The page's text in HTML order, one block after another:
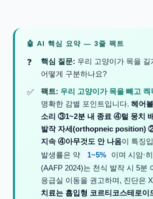
🤖 AI 핵심 요약 — 3줄 팩트
핵심 질문: 우리 고양이가 목을
어떻게 구분하나요?
팩트: 우리 고양이가 목을 빼고 켁
명확한 감별 포인트입니다. 헤어
소리 ③1~2분 내 종료 ④털 뭉치
발작 자세(orthopneic position)
지속 ④아무것도 안 나옴이 특징
발생률은 약
1~5%
이며 시암·
(AAFP 2024)는 천식 발작 시 5분
응급실 이동을 권고하며, 진단은
치료는 흡입형 코르티코스테로이